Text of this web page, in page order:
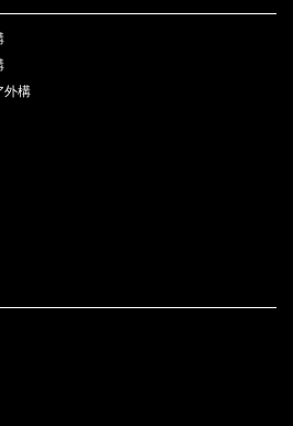
地 丸ごと コンサルティング《無料》 2月
料相談会を開催します
土）・1/14(日）・1/20（土）・
のお知らせ
】
ア＆ガーデン協議会)デザインコンテスト
外構